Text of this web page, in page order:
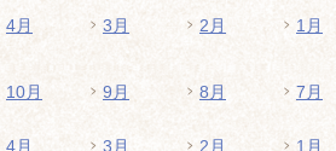
4月 3月 2月 1月
10月 9月 8月 7月
4月 3月 2月 1月